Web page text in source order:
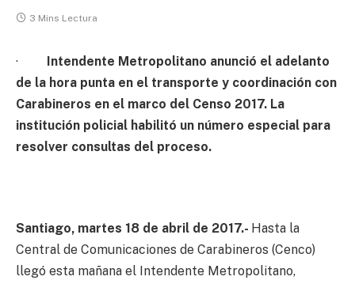
3 Mins Lectura
· Intendente Metropolitano anunció el adelanto
de la hora punta en el transporte y coordinación con
Carabineros en el marco del Censo 2017. La
institución policial habilitó un número especial para
resolver consultas del proceso.
Santiago, martes 18 de abril de 2017.- Hasta la
Central de Comunicaciones de Carabineros (Cenco)
llegó esta mañana el Intendente Metropolitano,